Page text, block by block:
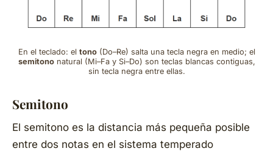
En el teclado: el tono(Do–Re) salta una tecla negra en medio; el
semitononatural (Mi–Fa y Si–Do) son teclas blancas contiguas,
sin tecla negra entre ellas.
Semitono
El semitono es la distancia más pequeña posible
entre dos notas en el sistema temperado